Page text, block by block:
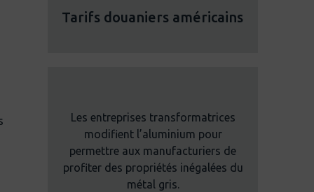
Tarifs douaniers américains
Les entreprises transformatrices
modifient l’aluminium pour
permettre aux manufacturiers de
profiter des propriétés inégalées du
métal gris.